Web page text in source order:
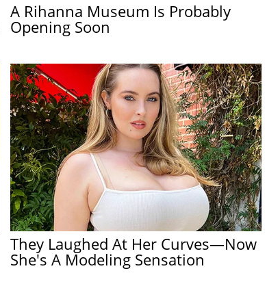
A Rihanna Museum Is Probably
Opening Soon
They Laughed At Her Curves—Now
She's A Modeling Sensation